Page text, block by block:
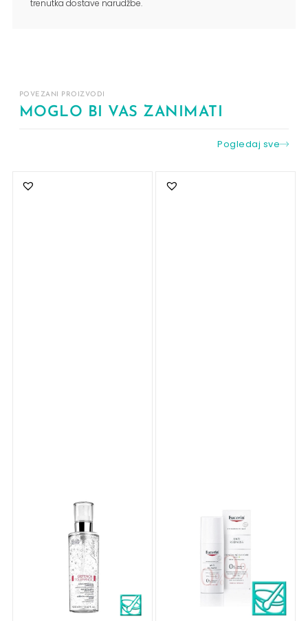
trenutka dostave narudžbe.
POVEZANI PROIZVODI
MOGLO BI VAS ZANIMATI
Pogledaj sve